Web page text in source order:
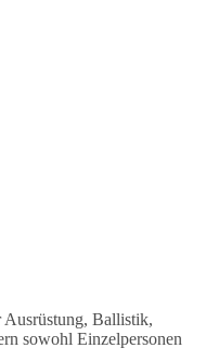
Ballistik,
sowohl Einzelpersonen